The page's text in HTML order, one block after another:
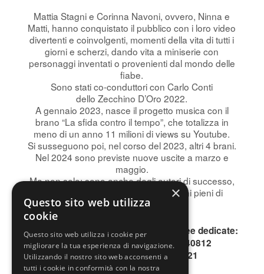
Mattia Stagni e Corinna Navoni, ovvero, Ninna e
Matti, hanno conquistato il pubblico con i loro video
divertenti e coinvolgenti, momenti della vita di tutti i
giorni e scherzi, dando vita a miniserie con
personaggi inventati o provenienti dal mondo delle
fiabe.
Sono stati co-conduttori con Carlo Conti
dello Zecchino D’Oro 2022.
A gennaio 2023, nasce il progetto musica con il
brano “La sfida contro il tempo”, che totalizza in
meno di un anno 11 milioni di views su Youtube.
Si susseguono poi, nel corso del 2023, altri 4 brani.
Nel 2024 sono previste nuove uscite a marzo e
maggio.
Ma non solo: sono anche degli autori di successo,
che hanno scritto tre libri per bambini pieni di
avventure.
Per informazioni, contattare le due linee dedicate:
INFOLINE 0200640813 o 0200640812
SMS o WhatsApp 344.1996621
×
Questo sito web utilizza
cookie
Questo sito web utilizza i cookie per
migliorare la tua esperienza di navigazione.
Utilizzando il nostro sito web acconsenti a
tutti i cookie in conformità con la nostra